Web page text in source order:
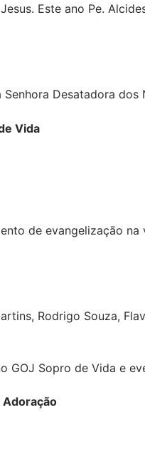
Este ano Pe.
Desatadora dos
Vida
de evangelização
Rodrigo Souza,
GOJ Sopro de Vida e